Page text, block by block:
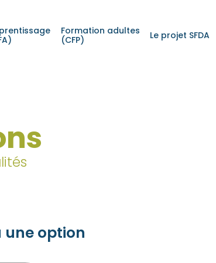
Formation adultes
(CFP)
Le projet SFDA
une option